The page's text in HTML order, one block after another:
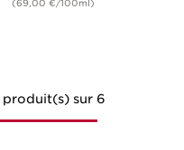
(69,00 €/100ml)
produit(s) sur 6